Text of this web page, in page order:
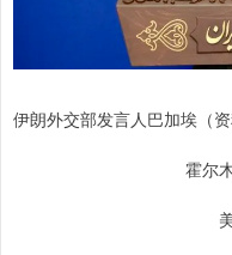
伊朗外交部发言人巴加埃（资
霍尔